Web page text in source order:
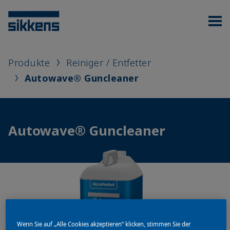
Produkte
Reiniger / Entfetter
Autowave® Guncleaner
Autowave® Guncleaner
Wenn Sie auf „Alle Cookies akzeptieren“ klicken, stimmen Sie der